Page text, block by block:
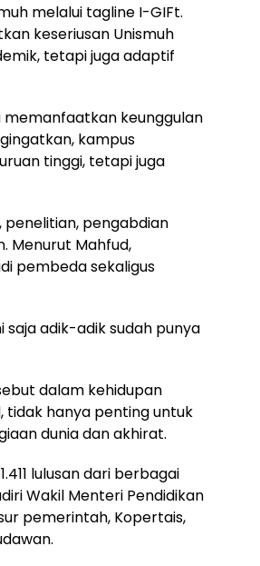
melalui tagline I-GIFt.
keseriusan Unismuh
tetapi juga adaptif
keunggulan
kampus
tinggi, tetapi juga
pengabdian
Menurut Mahfud,
pembeda sekaligus
saja adik-adik sudah punya
dalam kehidupan
tidak hanya penting untuk
dunia dan akhirat.
lulusan dari berbagai
Wakil Menteri Pendidikan
pemerintah, Kopertais,